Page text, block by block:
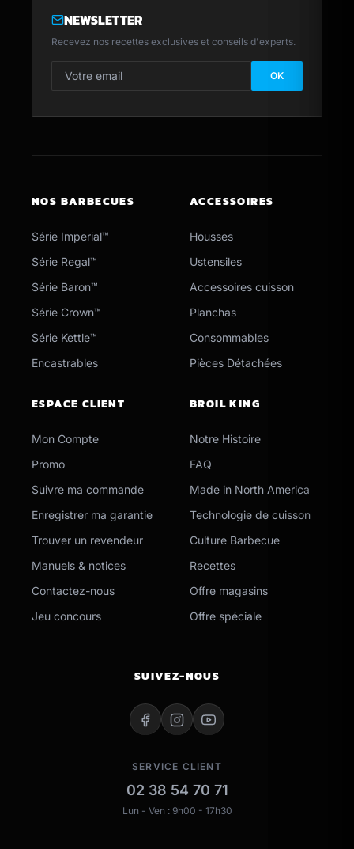
NEWSLETTER
Recevez nos recettes exclusives et conseils d'experts.
Adresse email pour la newsletter OK
NOS BARBECUES
Série Imperial™
Série Regal™
Série Baron™
Série Crown™
Série Kettle™
Encastrables
ACCESSOIRES
Housses
Ustensiles
Accessoires cuisson
Planchas
Consommables
Pièces Détachées
ESPACE CLIENT
Mon Compte
Promo
Suivre ma commande
Enregistrer ma garantie
Trouver un revendeur
Manuels & notices
Contactez-nous
Jeu concours
BROIL KING
Notre Histoire
FAQ
Made in North America
Technologie de cuisson
Culture Barbecue
Recettes
Offre magasins
Offre spéciale
SUIVEZ-NOUS
SERVICE CLIENT
02 38 54 70 71
Lun - Ven : 9h00 - 17h30